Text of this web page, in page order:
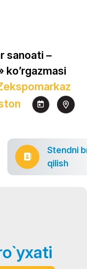
sanoati –
Stendni
qilish